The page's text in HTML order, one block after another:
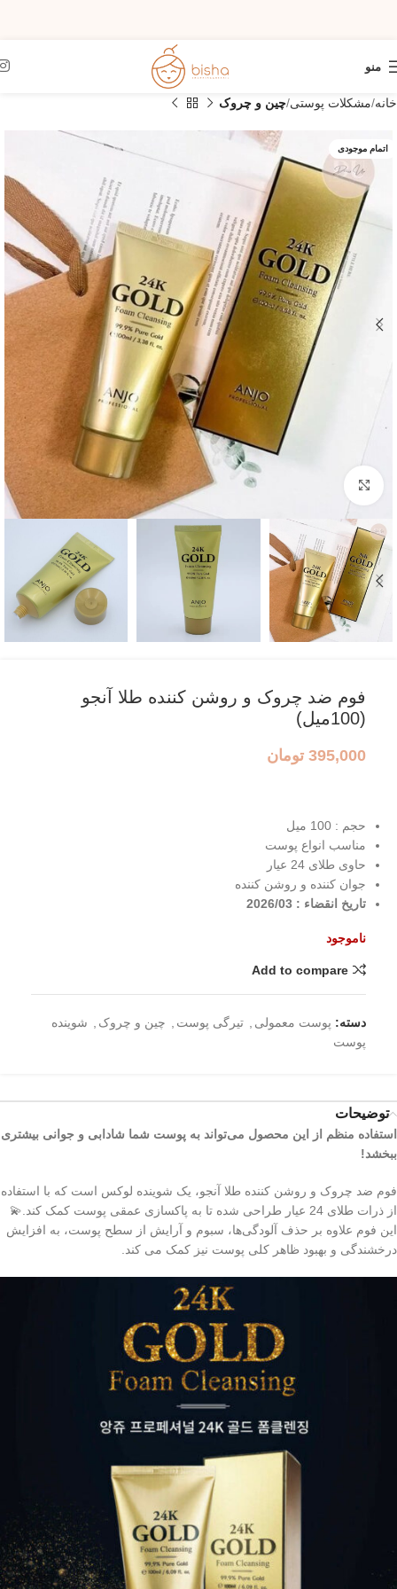
منو
خانه مشکلات پوستی چین و چروک
اتمام موجودی
فوم ضد چروک و روشن کننده طلا آنجو
(100میل)
395,000 تومان
حجم : 100 میل
مناسب انواع پوست
حاوی طلای 24 عیار
جوان کننده و روشن کننده
تاریخ انقضاء : 2026/03
ناموجود
Add to compare
دسته: پوست معمولی تیرگی پوست چین و چروک
شوینده
پوست
توضیحات
استفاده منظم از این محصول می‌تواند به پوست شما شادابی و جوانی بیشتری
ببخشد!
فوم ضد چروک و روشن کننده طلا آنجو، یک شوینده لوکس است که با استفاده
از ذرات طلای 24 عیار طراحی شده تا به پاکسازی عمقی پوست کمک کند.💫
این فوم علاوه بر حذف آلودگی‌ها، سبوم و آرایش از سطح پوست، به افزایش
درخشندگی و بهبود ظاهر کلی پوست نیز کمک می‌ کند.